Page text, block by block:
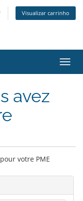
Visualizar carrinho
avez
votre PME